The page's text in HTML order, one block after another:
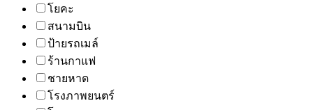
โยคะ
สนามบิน
ป้ายรถเมล์
ร้านกาแฟ
ชายหาด
โรงภาพยนตร์